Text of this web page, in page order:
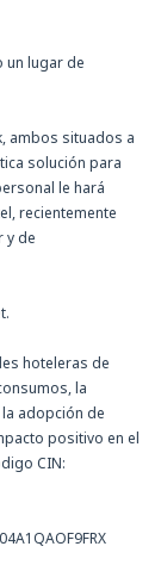
un lugar de
ambos situados a
solución para
le hará
recientemente
y de
hoteleras de
la
adopción de
positivo en el
CIN: